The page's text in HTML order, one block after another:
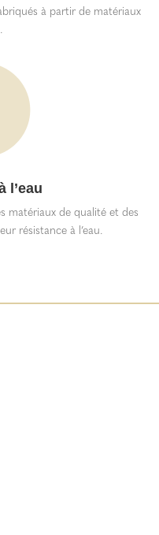
à partir de matériaux
l’eau
matériaux de qualité et des
résistance à l’eau.